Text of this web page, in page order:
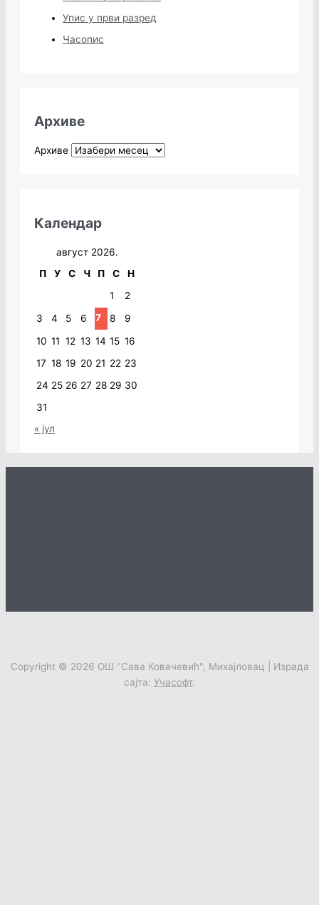
Упис у први разред
Часопис
Архиве
Архиве
Календар
август 2026.
П
У С Ч П С
Н
1
2
3
4 5 6 7 8
9
10 11 12 13 14 15 16
17 18 19 20 21 22 23
24 25 26 27 28 29 30
31
« јул
Copyright © 2026 ОШ "Сава Ковачевић", Михајловац | Израда
сајта: Учасофт.